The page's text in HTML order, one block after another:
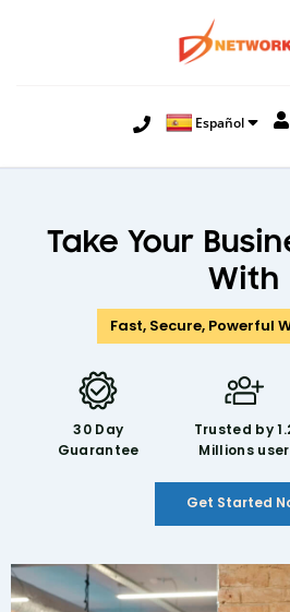
Español
Take Your
With
Fast, Secure, Powerful
30 Day
Guarantee
Trusted by
Millions user
Get Started